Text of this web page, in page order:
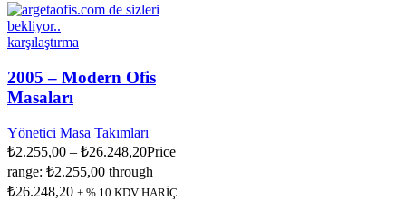
karşılaştırma
2005 – Modern Ofis
Masaları
Yönetici Masa Takımları
₺2.255,00 – ₺26.248,20Price
range: ₺2.255,00 through
₺26.248,20 + % 10 KDV HARİÇ